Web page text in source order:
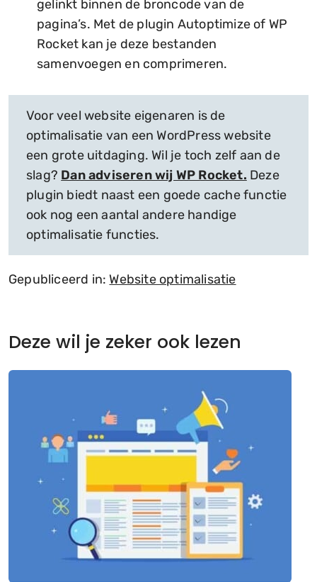
gelinkt binnen de broncode van de
pagina’s. Met de plugin Autoptimize of WP
Rocket kan je deze bestanden
samenvoegen en comprimeren.
Voor veel website eigenaren is de
optimalisatie van een WordPress website
een grote uitdaging. Wil je toch zelf aan de
slag? Dan adviseren wij WP Rocket. Deze
plugin biedt naast een goede cache functie
ook nog een aantal andere handige
optimalisatie functies.
Gepubliceerd in: Website optimalisatie
Deze wil je zeker ook lezen